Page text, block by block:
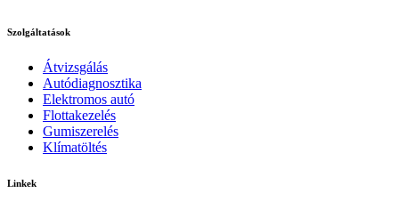
Szolgáltatások
Átvizsgálás
Autódiagnosztika
Elektromos autó
Flottakezelés
Gumiszerelés
Klímatöltés
Linkek